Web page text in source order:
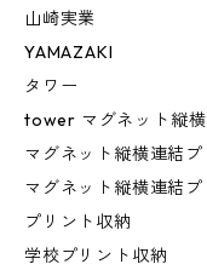
山崎実業
YAMAZAKI
タワー
tower マグネット縦
マグネット縦横連結
マグネット縦横連結
プリント収納
学校プリント収納